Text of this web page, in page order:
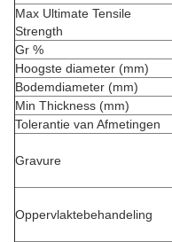
Max Ultimate Tensile
Strength
Gr %
Hoogste diameter (mm)
Bodemdiameter (mm)
Min Thickness (mm)
Tolerantie van Afmetingen
Gravure
Oppervlaktebehandeling